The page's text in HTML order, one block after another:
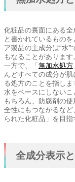
化粧品の裏面にある全
と書かれているもの
ア製品の主成分は“水
もなることがあります
一方で、「 無加水処方
んどすべての成分が
る処方のことを指しま
水をベースにしない
もちろん、防腐剤の
全性にもつながるな
られた化粧品」を目
全成分表示